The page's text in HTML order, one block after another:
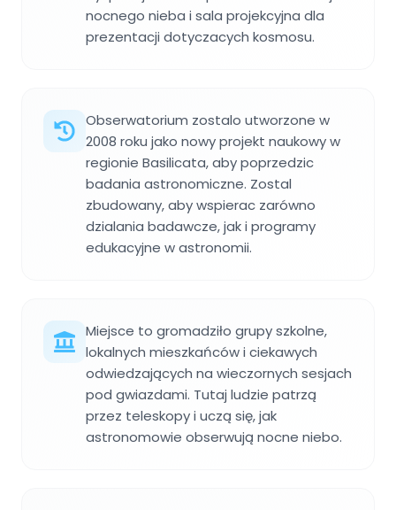
nocnego nieba i sala projekcyjna dla
prezentacji dotyczacych kosmosu.
Obserwatorium zostalo utworzone w
2008 roku jako nowy projekt naukowy w
regionie Basilicata, aby poprzedzic
badania astronomiczne. Zostal
zbudowany, aby wspierac zarówno
dzialania badawcze, jak i programy
edukacyjne w astronomii.
Miejsce to gromadziło grupy szkolne,
lokalnych mieszkańców i ciekawych
odwiedzających na wieczornych sesjach
pod gwiazdami. Tutaj ludzie patrzą
przez teleskopy i uczą się, jak
astronomowie obserwują nocne niebo.